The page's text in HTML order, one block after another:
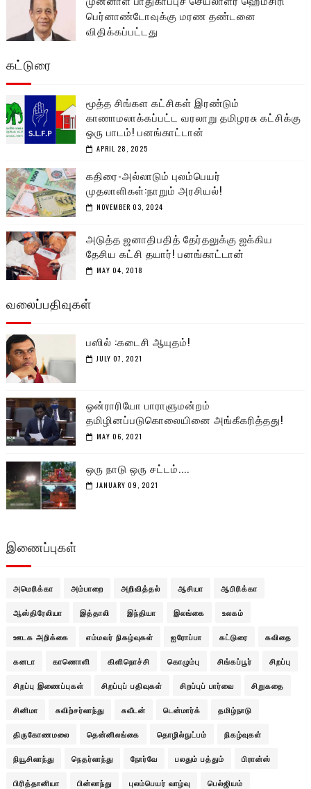
பெர்னாண்டோவுக்கு மரண தண்டனை
விதிக்கப்பட்டது
கட்டுரை
மூத்த சிங்கள கட்சிகள் இரண்டும்
காணாமலாக்கப்பட்ட வரலாறு தமிழரசு கட்சிக்கு
ஒரு பாடம்! பனங்காட்டான்
APRIL 28, 2025
கதிரை-அல்லாடும் புலம்பெயர்
முதலாளிகள்:நாறும் அரசியல்!
NOVEMBER 03, 2024
அடுத்த ஜனாதிபதித் தேர்தலுக்கு ஐக்கிய
தேசிய கட்சி தயார்! பனங்காட்டான்
MAY 04, 2018
வலைப்பதிவுகள்
பஸில் :கடைசி ஆயுதம்!
JULY 07, 2021
ஒன்ராரியோ பாராளுமன்றம்
தமிழினப்படுகொலையினை அங்கீகரித்தது!
MAY 06, 2021
ஒரு நாடு ஒரு சட்டம்....
JANUARY 09, 2021
இணைப்புகள்
அமெரிக்கா அம்பாறை அறிவித்தல் ஆசியா ஆபிரிக்கா
ஆஸ்திரேலியா இத்தாலி இந்தியா இலங்கை உலகம்
ஊடக அறிக்கை எம்மவர் நிகழ்வுகள் ஐரோப்பா கட்டுரை கவிதை
கனடா காணொளி கிளிநொச்சி கொழும்பு சிங்கப்பூர் சிறப்பு
சிறப்பு இணைப்புகள் சிறப்புப் பதிவுகள் சிறப்புப் பார்வை சிறுகதை
சினிமா சுவிற்சர்லாந்து சுவீடன் டென்மார்க் தமிழ்நாடு
திருகோணமலை தென்னிலங்கை தொழில்நுட்பம் நிகழ்வுகள்
நியூசிலாந்து நெதர்லாந்து நோர்வே பலதும் பத்தும் பிரான்ஸ்
பிரித்தானியா பின்லாந்து புலம்பெயர் வாழ்வு பெல்ஜியம்